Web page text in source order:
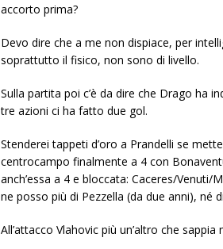
accorto prima?
Devo dire che a me non dispiace, per
soprattutto il fisico, non sono di livello.
Sulla partita poi c’è da dire che Drago ha
tre azioni ci ha fatto due gol.
Stenderei tappeti d’oro a Prandelli se
centrocampo finalmente a 4 con
anch’essa a 4 e bloccata: Caceres/
ne posso più di Pezzella (da due anni), né
All’attacco Vlahovic più un’altro che